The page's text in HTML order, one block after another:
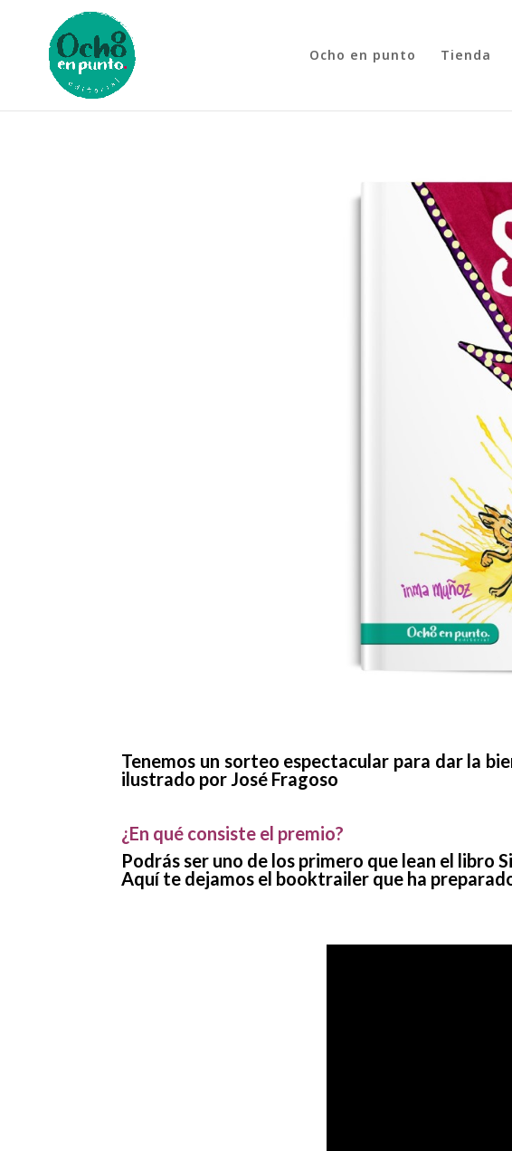
Ocho en punto Tienda
Tenemos un sorteo espectacular para dar la
ilustrado por José Fragoso
¿En qué consiste el premio?
Podrás ser uno de los primero que lean el libro
Aquí te dejamos el booktrailer que ha